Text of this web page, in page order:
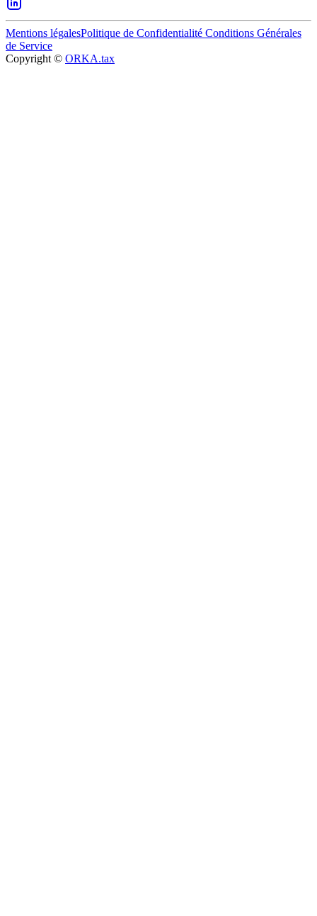
Mentions légalesPolitique de Confidentialité Conditions Générales
de Service
Copyright © ORKA.tax